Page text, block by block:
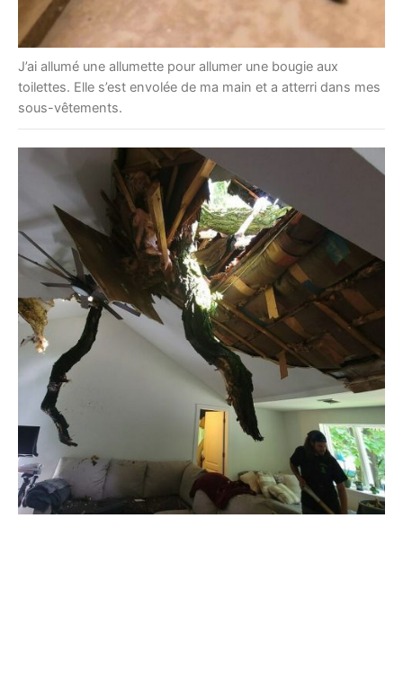
J’ai allumé une allumette pour allumer une bougie aux
toilettes. Elle s’est envolée de ma main et a atterri dans mes
sous-vêtements.